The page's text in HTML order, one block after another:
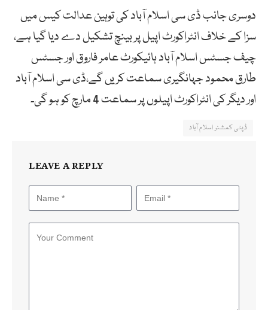
دوسری جانب ڈی سی اسلام آباد کی توہین عدالت کیس میں
سزا کے خلاف انٹراکورٹ اپیل پر بینچ تشکیل دے دیا گیا ہے،
چیف جسٹس اسلام آباد ہائیکورٹ عامر فاروق اور جسٹس
طارق محمود جہانگیری سماعت کریں گے،ڈی سی اسلام آباد
اور دیگر کی انٹراکورٹ اپیلوں پر سماعت 4 مارچ کو ہو گی۔
ڈپٹی کمشنر اسلام آباد
LEAVE A REPLY